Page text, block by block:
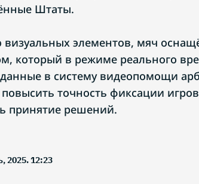
Штаты.
элементов, мяч
который в режиме реального
в систему видеопомощи
точность фиксации
принятие решений.
2025. 12:23